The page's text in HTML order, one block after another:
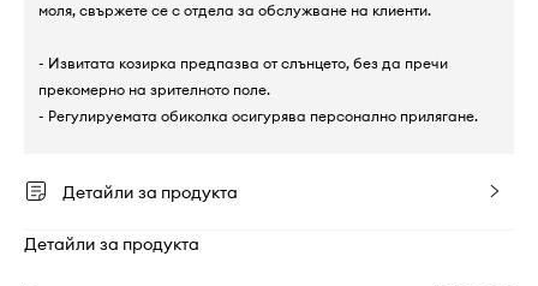
моля, свържете се с отдела за обслужване на клиенти.
- Извитата козирка предпазва от слънцето, без да пречи
прекомерно на зрителното поле.
- Регулируемата обиколка осигурява персонално прилягане.
Детайли за продукта
Детайли за продукта